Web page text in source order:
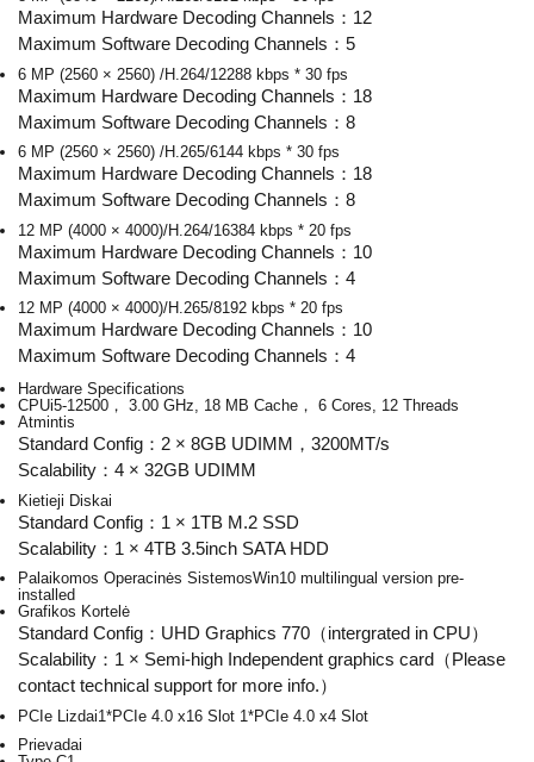
Maximum Hardware Decoding Channels：12
Maximum Software Decoding Channels：5
6 MP (2560 × 2560) /H.264/12288 kbps * 30 fps
Maximum Hardware Decoding Channels：18
Maximum Software Decoding Channels：8
6 MP (2560 × 2560) /H.265/6144 kbps * 30 fps
Maximum Hardware Decoding Channels：18
Maximum Software Decoding Channels：8
12 MP (4000 × 4000)/H.264/16384 kbps * 20 fps
Maximum Hardware Decoding Channels：10
Maximum Software Decoding Channels：4
12 MP (4000 × 4000)/H.265/8192 kbps * 20 fps
Maximum Hardware Decoding Channels：10
Maximum Software Decoding Channels：4
Hardware Specifications
CPUi5-12500， 3.00 GHz, 18 MB Cache， 6 Cores, 12 Threads
Atmintis
Standard Config：2 × 8GB UDIMM，3200MT/s
Scalability：4 × 32GB UDIMM
Kietieji Diskai
Standard Config：1 × 1TB M.2 SSD
Scalability：1 × 4TB 3.5inch SATA HDD
Palaikomos Operacinės SistemosWin10 multilingual version pre-
installed
Grafikos Kortelė
Standard Config：UHD Graphics 770（intergrated in CPU）
Scalability：1 × Semi-high Independent graphics card（Please
contact technical support for more info.）
PCIe Lizdai1*PCIe 4.0 x16 Slot 1*PCIe 4.0 x4 Slot
Prievadai